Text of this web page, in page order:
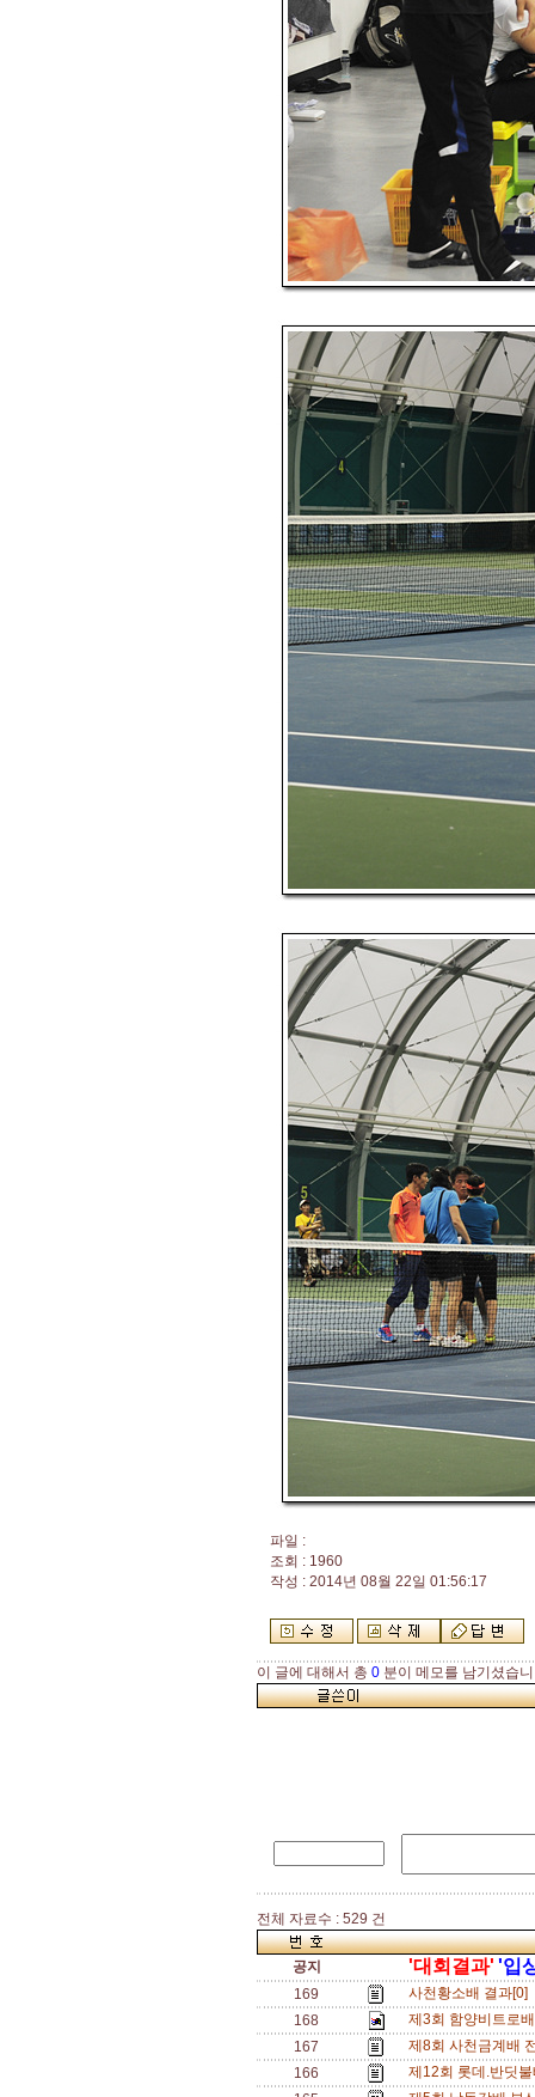
파일 :
조회 : 1960
작성 : 2014년 08월 22일 01:56:17
이 글에 대해서 총 0 분이 메모를 남기셨습
전체 자료수 : 529 건
공지 '대회결과' '입
169
사천황소배 결과[0]
168
제3회 함양비트로
167
제8회 사천금계배
166
제12회 롯데.반딧